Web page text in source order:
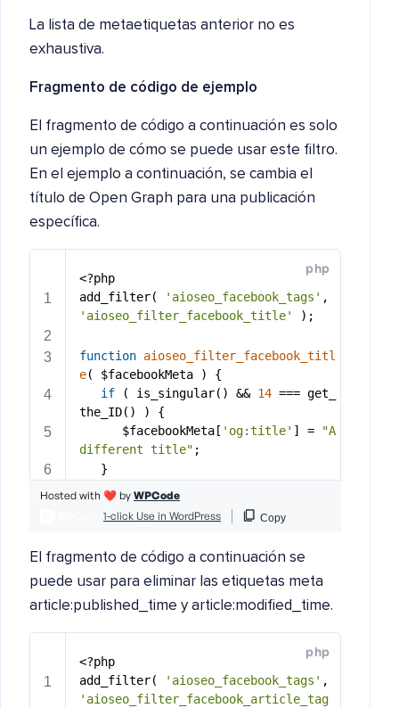
La lista de metaetiquetas anterior no es
exhaustiva.
Fragmento de código de ejemplo
El fragmento de código a continuación es solo
un ejemplo de cómo se puede usar este filtro.
En el ejemplo a continuación, se cambia el
título de Open Graph para una publicación
específica.
El fragmento de código a continuación se
puede usar para eliminar las etiquetas meta
article:published_time y article:modified_time.